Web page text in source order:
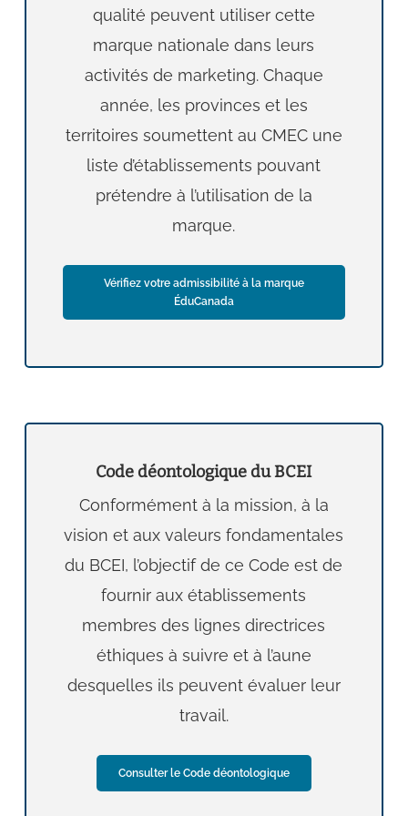
qualité peuvent utiliser cette
marque nationale dans leurs
activités de marketing. Chaque
année, les provinces et les
territoires soumettent au CMEC une
liste d’établissements pouvant
prétendre à l’utilisation de la
marque.
Vérifiez votre admissibilité à la marque
ÉduCanada
Code déontologique du BCEI
Conformément à la mission, à la
vision et aux valeurs fondamentales
du BCEI, l’objectif de ce Code est de
fournir aux établissements
membres des lignes directrices
éthiques à suivre et à l’aune
desquelles ils peuvent évaluer leur
travail.
Consulter le Code déontologique